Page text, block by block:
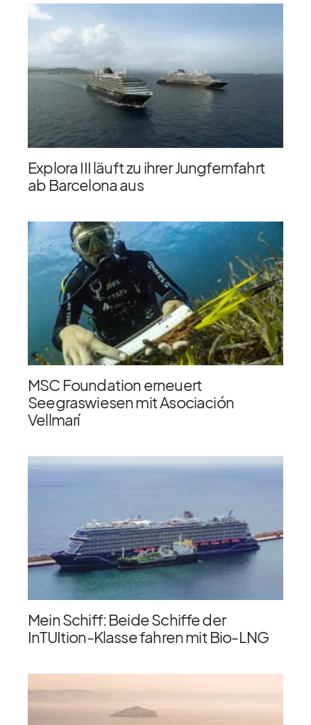
Explora III läuft zu ihrer Jungfernfahrt
ab Barcelona aus
MSC Foundation erneuert
Seegraswiesen mit Asociación
Vellmarí
Mein Schiff: Beide Schiffe der
InTUItion-Klasse fahren mit Bio-LNG